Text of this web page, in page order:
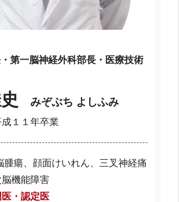
第一脳神経外科部長・医療技術
みぞぶち よしふみ
１１年卒業
腫瘍、顔面けいれん、三叉神経痛
機能障害
・認定医